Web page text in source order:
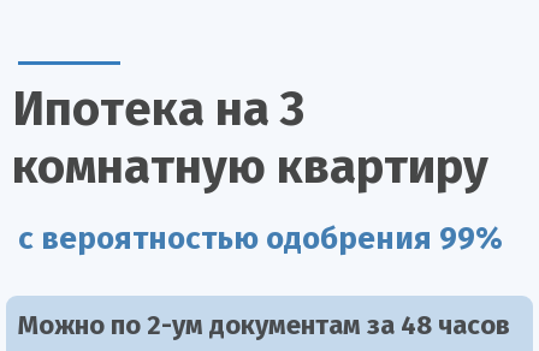
Ипотека на 3
комнатную квартиру
с вероятностью одобрения 99%
Можно по 2-ум документам за 48 часов